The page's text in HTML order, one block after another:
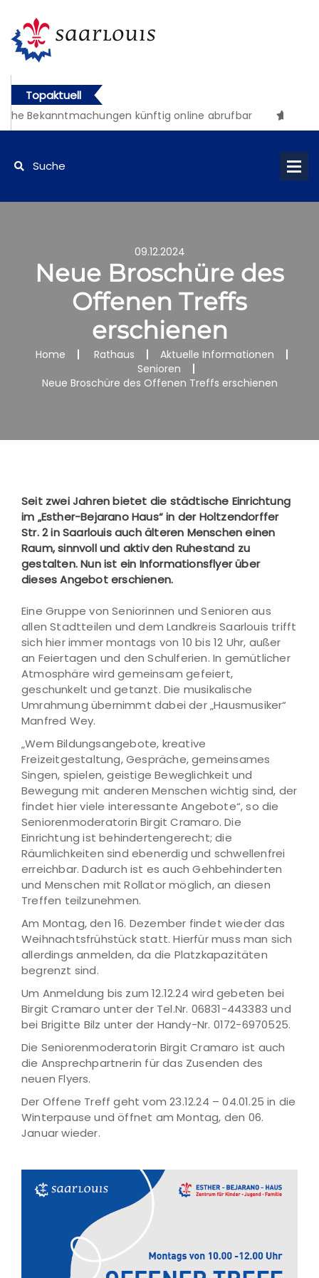
Topaktuell
Bekanntmachungen künftig online abrufbar
09.12.2024
Neue Broschüre des
Offenen Treffs
erschienen
Home Rathaus
Aktuelle Informationen
Senioren
Neue Broschüre des Offenen Treffs erschienen
Seit zwei Jahren bietet die städtische Einrichtung
im „Esther-Bejarano Haus“ in der Holtzendorffer
Str. 2 in Saarlouis auch älteren Menschen einen
Raum, sinnvoll und aktiv den Ruhestand zu
gestalten. Nun ist ein Informationsflyer über
dieses Angebot erschienen.
Eine Gruppe von Seniorinnen und Senioren aus
allen Stadtteilen und dem Landkreis Saarlouis trifft
sich hier immer montags von 10 bis 12 Uhr, außer
an Feiertagen und den Schulferien. In gemütlicher
Atmosphäre wird gemeinsam gefeiert,
geschunkelt und getanzt. Die musikalische
Umrahmung übernimmt dabei der „Hausmusiker“
Manfred Wey.
„Wem Bildungsangebote, kreative
Freizeitgestaltung, Gespräche, gemeinsames
Singen, spielen, geistige Beweglichkeit und
Bewegung mit anderen Menschen wichtig sind, der
findet hier viele interessante Angebote“, so die
Seniorenmoderatorin Birgit Cramaro. Die
Einrichtung ist behindertengerecht; die
Räumlichkeiten sind ebenerdig und schwellenfrei
erreichbar. Dadurch ist es auch Gehbehinderten
und Menschen mit Rollator möglich, an diesen
Treffen teilzunehmen.
Am Montag, den 16. Dezember findet wieder das
Weihnachtsfrühstück statt. Hierfür muss man sich
allerdings anmelden, da die Platzkapazitäten
begrenzt sind.
Um Anmeldung bis zum 12.12.24 wird gebeten bei
Birgit Cramaro unter der Tel.Nr. 06831-443383 und
bei Brigitte Bilz unter der Handy-Nr. 0172-6970525.
Die Seniorenmoderatorin Birgit Cramaro ist auch
die Ansprechpartnerin für das Zusenden des
neuen Flyers.
Der Offene Treff geht vom 23.12.24 – 04.01.25 in die
Winterpause und öffnet am Montag, den 06.
Januar wieder.